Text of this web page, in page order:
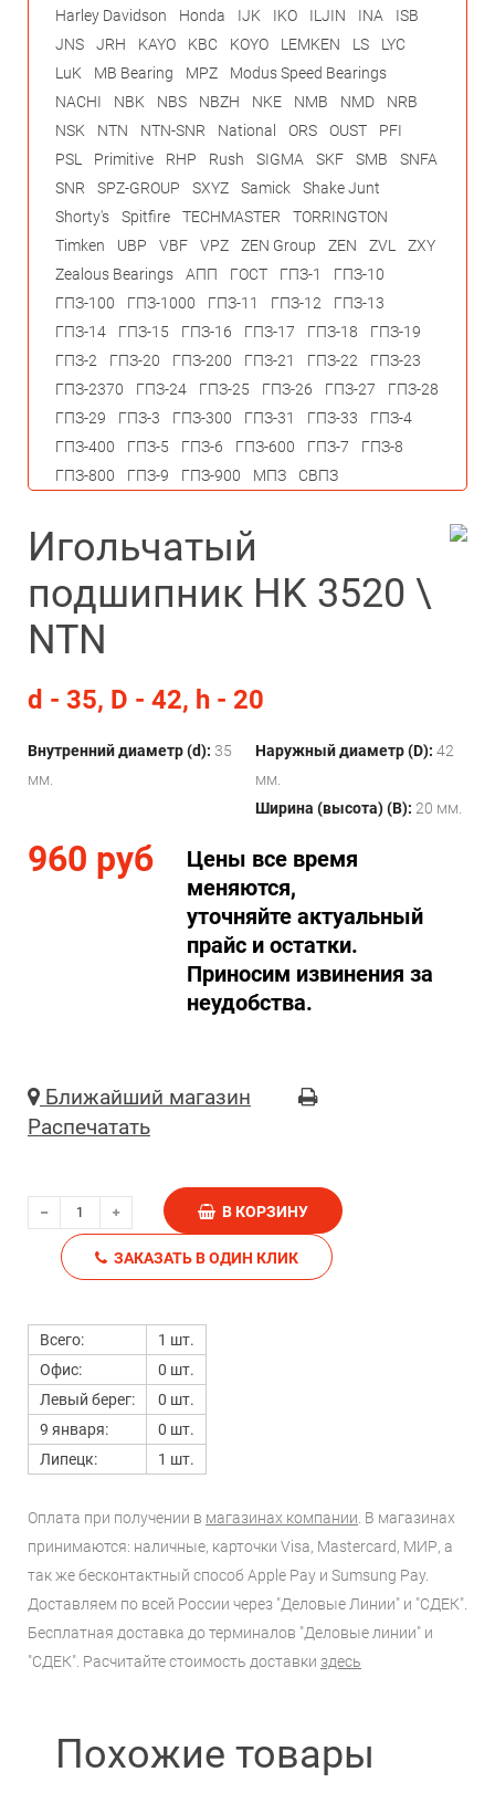
Игольчатый
подшипник HK 3520 \
NTN
d - 35, D - 42, h - 20
Внутренний диаметр (d): 35
мм.
Наружный диаметр (D): 42
мм.
Ширина (высота) (B): 20 мм.
960 руб
Цены все время
меняются,
уточняйте актуальный
прайс и остатки.
Приносим извинения за
неудобства.
Ближайший магазин
Распечатать
В КОРЗИНУ
ЗАКАЗАТЬ В ОДИН КЛИК
Всего:
1 шт.
Офис:
0 шт.
Левый берег:
0 шт.
9 января:
0 шт.
Липецк:
1 шт.
Оплата при получении в магазинах компании . В магазинах
принимаются: наличные, карточки Visa, Mastercard, МИР, а
так же бесконтактный способ Apple Pay и Sumsung Pay.
Доставляем по всей России через "Деловые Линии" и "СДЕК".
Бесплатная доставка до терминалов "Деловые линии" и
"СДЕК". Расчитайте стоимость доставки здесь
Похожие товары
Harley Davidson
Honda IJK IKO ILJIN INA
ISB
JNS
JRH KAYO KBC KOYO LEMKEN LS
LYC
LuK
MB Bearing MPZ
Modus Speed Bearings
NACHI
NBK NBS NBZH NKE NMB NMD
NRB
NSK
NTN NTN-SNR National ORS OUST
PFI
PSL
Primitive RHP Rush SIGMA SKF SMB
SNFA
SNR
SPZ-GROUP SXYZ Samick
Shake Junt
Shorty's
Spitfire TECHMASTER
TORRINGTON
Timken
UBP VBF VPZ ZEN Group ZEN ZVL
ZXY
Zealous Bearings
АПП ГОСТ ГПЗ-1
ГПЗ-10
ГПЗ-100
ГПЗ-1000 ГПЗ-11 ГПЗ-12
ГПЗ-13
ГПЗ-14
ГПЗ-15 ГПЗ-16 ГПЗ-17 ГПЗ-18
ГПЗ-19
ГПЗ-2
ГПЗ-20 ГПЗ-200 ГПЗ-21 ГПЗ-22
ГПЗ-23
ГПЗ-2370
ГПЗ-24 ГПЗ-25 ГПЗ-26 ГПЗ-27
ГПЗ-28
ГПЗ-29
ГПЗ-3 ГПЗ-300 ГПЗ-31 ГПЗ-33
ГПЗ-4
ГПЗ-400
ГПЗ-5 ГПЗ-6 ГПЗ-600 ГПЗ-7
ГПЗ-8
ГПЗ-800
ГПЗ-9 ГПЗ-900 МПЗ СВПЗ